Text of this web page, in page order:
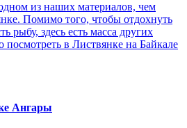
из наших материалов, чем
Помимо того, чтобы отдохнуть
рыбу, здесь есть масса других
посмотреть в Листвянке на Байкале
Ангары